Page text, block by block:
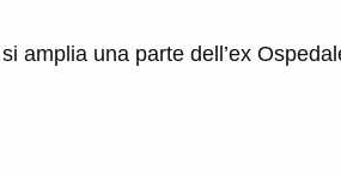
amplia una parte dell’ex